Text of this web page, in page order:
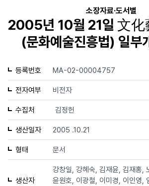
소장자료·도서별
2005년 10월 21일 文
(문화예술진흥법) 일부
등록번호 MA-02-00004757
전자여부 비전자
수집처 김정헌
생산일자 2005 .10.21
형태 문서
생산자
강창일, 강혜숙, 김재윤, 김재홍,
윤원호, 이광철, 이미경, 이인영,